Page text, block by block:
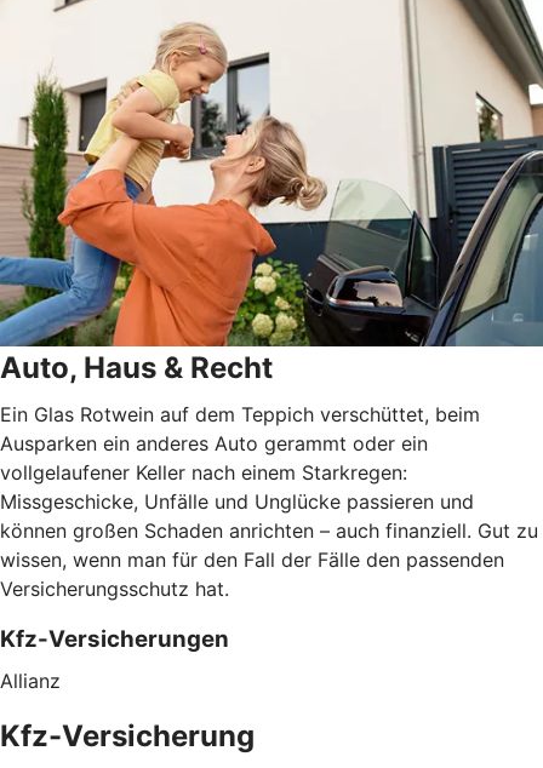
Auto, Haus & Recht
Ein Glas Rotwein auf dem Teppich verschüttet, beim
Ausparken ein anderes Auto gerammt oder ein
vollgelaufener Keller nach einem Starkregen:
Missgeschicke, Unfälle und Unglücke passieren und
können großen Schaden anrichten – auch finanziell. Gut zu
wissen, wenn man für den Fall der Fälle den passenden
Versicherungsschutz hat.
Kfz-Versicherungen
Allianz
Kfz-Versicherung